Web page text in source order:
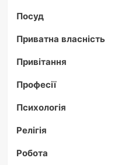
Посуд
Приватна власність
Привітання
Професії
Психологія
Релігія
Робота